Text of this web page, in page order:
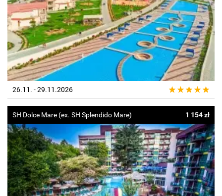
26.11. - 29.11.2026
SH Dolce Mare (ex. SH Splendido Mare) 1 154 zł